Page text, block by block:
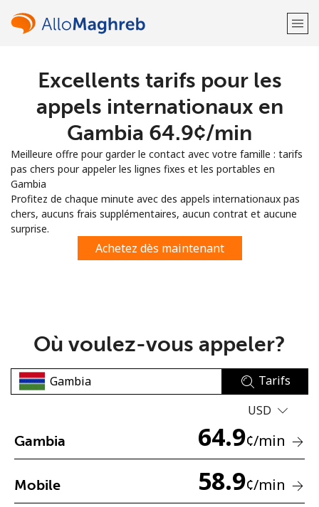
Bienvenue!
Vous avez déjà un compte?
S'enregistrer avec
ou
Aucun mot de passe créé
Un numéro
Excellents tarifs pour les
appels internationaux en
Gambia ⁦64.9¢⁩/min
Meilleure offre pour garder le contact avec votre famille : tarifs
pas chers pour appeler les lignes fixes et les portables en
Gambia
Profitez de chaque minute avec des appels internationaux pas
chers, aucuns frais supplémentaires, aucun contrat et aucune
surprise.
Achetez dès maintenant
Où voulez-vous appeler?
Tarifs
USD
Gambia 64.9¢/min
Mobile 58.9¢/min